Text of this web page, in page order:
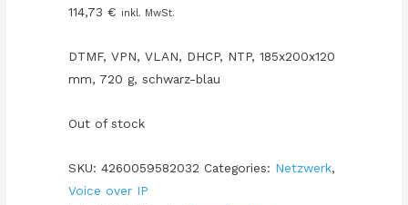
114,73€ inkl. MwSt.
DTMF, VPN, VLAN, DHCP, NTP, 185x200x120
mm, 720 g, schwarz-blau
Out of stock
SKU:4260059582032 Categories: Netzwerk,
Voice over IP